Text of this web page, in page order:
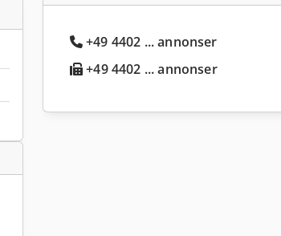
+49 4402 ... annonser
+49 4402 ... annonser